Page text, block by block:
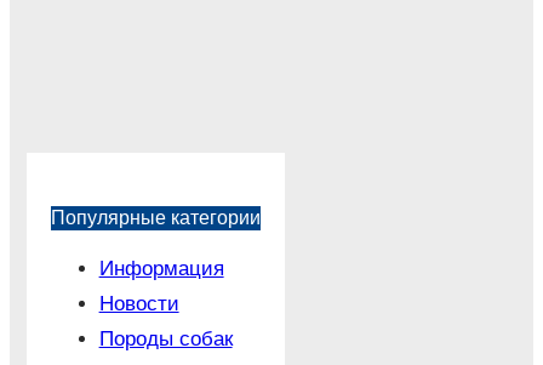
Популярные категории
Информация
Новости
Породы собак